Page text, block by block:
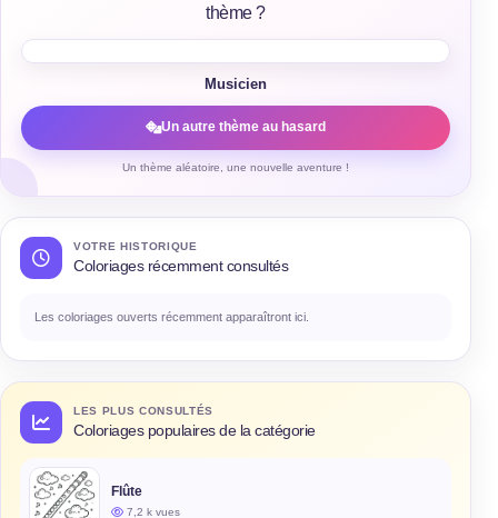
thème ?
Musicien
Un autre thème au hasard
Un thème aléatoire, une nouvelle aventure !
VOTRE HISTORIQUE
Coloriages récemment consultés
Les coloriages ouverts récemment apparaîtront ici.
LES PLUS CONSULTÉS
Coloriages populaires de la catégorie
Flûte
7,2 k vues